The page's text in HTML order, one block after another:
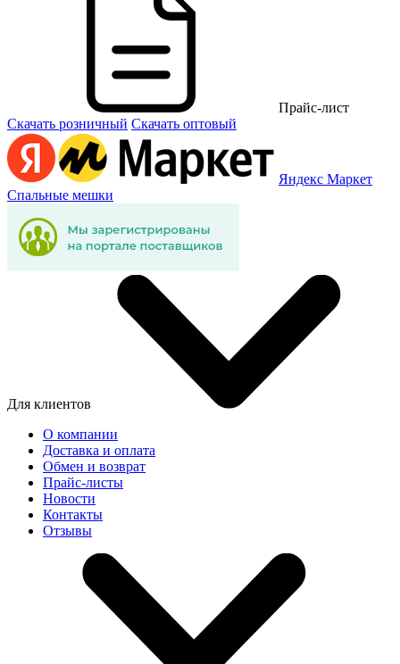
Прайс-лист
Скачать розничный Скачать оптовый
Яндекс Маркет
Спальные мешки
Для клиентов
О компании
Доставка и оплата
Обмен и возврат
Прайс-листы
Новости
Контакты
Отзывы